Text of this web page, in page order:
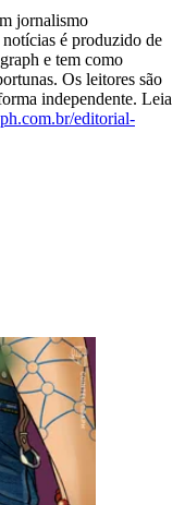
jornalismo
é produzido de
e tem como
Os leitores são
independente. Leia
editorial-